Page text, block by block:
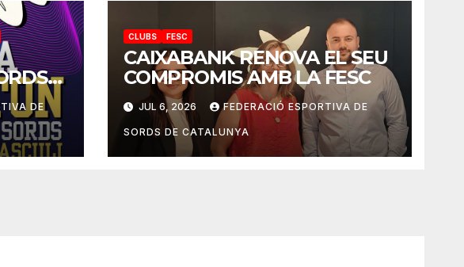
DE
CLUBS FESC
CAIXABANK RENOVA EL SEU
COMPROMIS AMB LA FESC
JUL 6, 2026 FEDERACIÓ ESPORTIVA DE
SORDS DE CATALUNYA